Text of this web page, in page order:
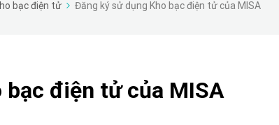
bạc điện tử Đăng ký sử dụng Kho bạc điện tử của MISA
điện tử của MISA